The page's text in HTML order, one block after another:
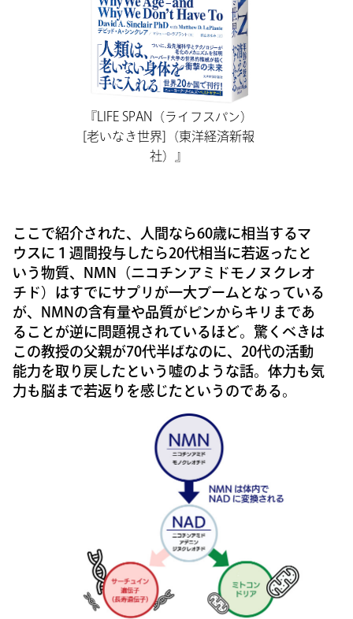
『LIFE SPAN（ライフスパン）
[老いなき世界]（東洋経済新報
社）』
ここで紹介された、人間なら60歳に相当するマ
ウスに１週間投与したら20代相当に若返ったと
いう物質、NMN（ニコチンアミドモノヌクレオ
チド）はすでにサプリが一大ブームとなっている
が、NMNの含有量や品質がピンからキリまであ
ることが逆に問題視されているほど。驚くべきは
この教授の父親が70代半ばなのに、20代の活動
能力を取り戻したという嘘のような話。体力も気
力も脳まで若返りを感じたというのである。